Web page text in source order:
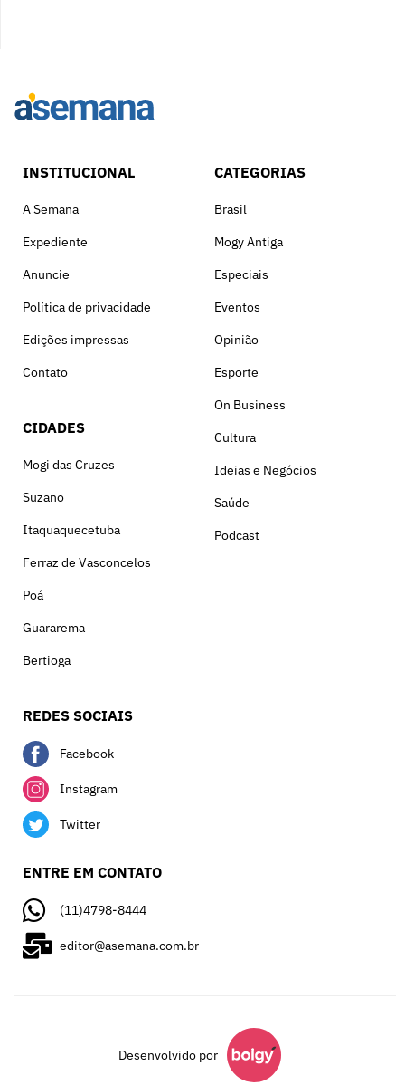
INSTITUCIONAL
A Semana
Expediente
Anuncie
Política de privacidade
Edições impressas
Contato
CIDADES
Mogi das Cruzes
Suzano
Itaquaquecetuba
Ferraz de Vasconcelos
Poá
Guararema
Bertioga
CATEGORIAS
Brasil
Mogy Antiga
Especiais
Eventos
Opinião
Esporte
On Business
Cultura
Ideias e Negócios
Saúde
Podcast
REDES SOCIAIS
Facebook
Instagram
Twitter
ENTRE EM CONTATO
(11)4798-8444
editor@asemana.com.br
Desenvolvido por